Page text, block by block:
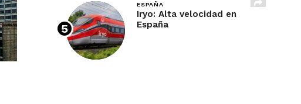
ESPAÑA
Iryo: Alta velocidad en
España